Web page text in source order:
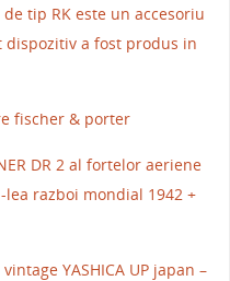
tip RK este un accesoriu
dispozitiv a fost produs in
fischer & porter
DR 2 al fortelor aeriene
lea razboi mondial 1942 +
YASHICA UP japan –